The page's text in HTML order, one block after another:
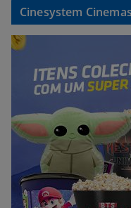
Cinesystem Cinemas